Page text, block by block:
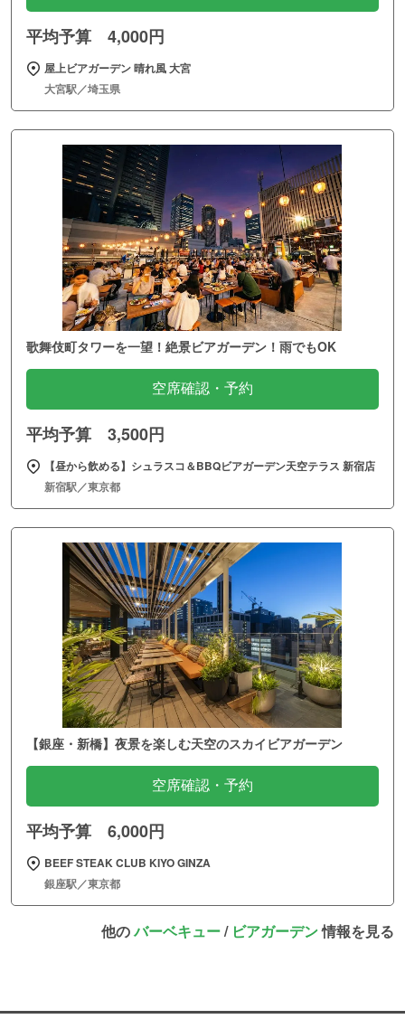
平均予算 4,000円
屋上ビアガーデン 晴れ風 大宮
大宮駅／埼玉県
歌舞伎町タワーを一望！絶景ビアガーデン！雨でもOK
空席確認・予約
平均予算 3,500円
【昼から飲める】シュラスコ＆BBQビアガーデン天空テラス 新宿店
新宿駅／東京都
【銀座・新橋】夜景を楽しむ天空のスカイビアガーデン
空席確認・予約
平均予算 6,000円
BEEF STEAK CLUB KIYO GINZA
銀座駅／東京都
他のバーベキュー/ ビアガーデン情報を見る